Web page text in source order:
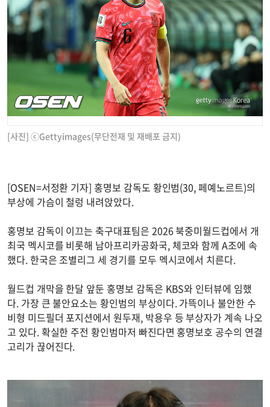
[사진] ⓒGettyimages(무단전재 및 재배포 금지)
[OSEN=서정환 기자] 홍명보 감독도 황인범(30, 페예노르트)의
부상에 가슴이 철렁 내려앉았다.
홍명보 감독이 이끄는 축구대표팀은 2026 북중미월드컵에서 개
최국 멕시코를 비롯해 남아프리카공화국, 체코와 함께 A조에 속
했다. 한국은 조별리그 세 경기를 모두 멕시코에서 치른다.
월드컵 개막을 한달 앞둔 홍명보 감독은 KBS와 인터뷰에 임했
다. 가장 큰 불안요소는 황인범의 부상이다. 가뜩이나 불안한 수
비형 미드필더 포지션에서 원두재, 박용우 등 부상자가 계속 나오
고 있다. 확실한 주전 황인범마저 빠진다면 홍명보호 공수의 연결
고리가 끊어진다.